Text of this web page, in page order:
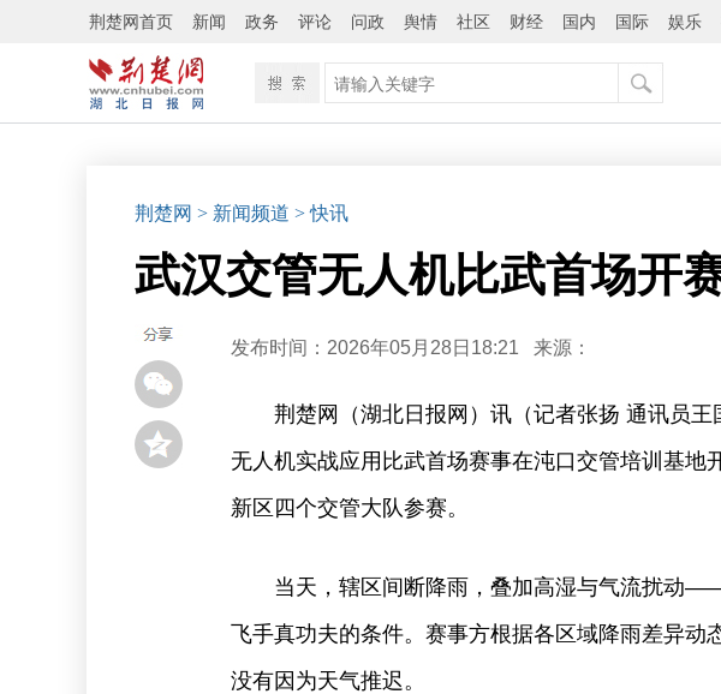
荆楚网首页 新闻 政务 评论 问政 舆情 社区 财经 国内 国际 娱乐
荆楚网 > 新闻频道 > 快讯
武汉交管无人机比武首场开
发布时间：2026年05月28日18:21 来源：
荆楚网（湖北日报网）讯（记者张扬 通讯员
无人机实战应用比武首场赛事在沌口交管培训基地
新区四个交管大队参赛。
当天，辖区间断降雨，叠加高湿与气流扰动
飞手真功夫的条件。赛事方根据各区域降雨差异动
没有因为天气推迟。